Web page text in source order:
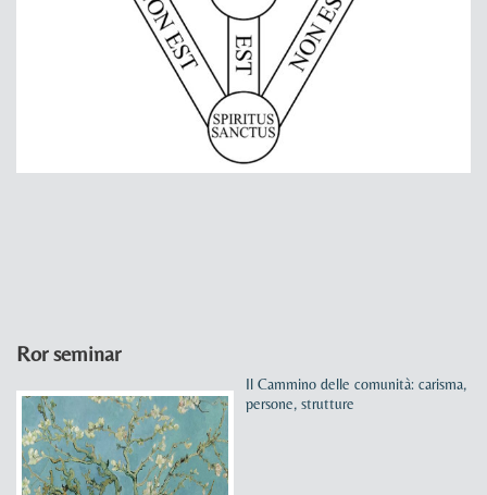
Ror seminar
Il Cammino delle comunità: carisma,
persone, strutture